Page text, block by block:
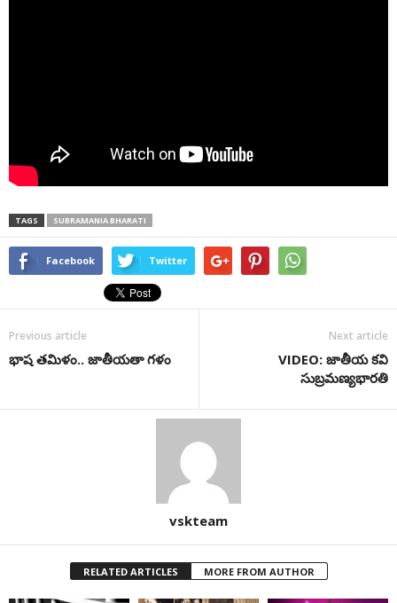
TAGS SUBRAMANIA BHARATI
Facebook Twitter
Previous article
భాష తమిళం.. జాతీయతా గళం
Next article
VIDEO: జాతీయ క‌వి
సుబ్ర‌మ‌ణ్య‌భార‌తి
vskteam
RELATED ARTICLES MORE FROM AUTHOR